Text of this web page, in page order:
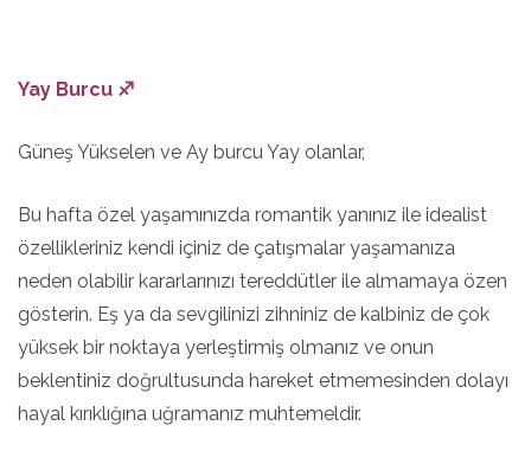
Yay Burcu ♐
Güneş Yükselen ve Ay burcu Yay olanlar,
Bu hafta özel yaşamınızda romantik yanınız ile idealist
özellikleriniz kendi içiniz de çatışmalar yaşamanıza
neden olabilir kararlarınızı tereddütler ile almamaya özen
gösterin. Eş ya da sevgilinizi zihniniz de kalbiniz de çok
yüksek bir noktaya yerleştirmiş olmanız ve onun
beklentiniz doğrultusunda hareket etmemesinden dolayı
hayal kırıklığına uğramanız muhtemeldir.